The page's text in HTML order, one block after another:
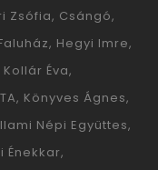
Zsófia Csángó
Hegyi Imre
Kollár Éva
Könyves Ágnes
Népi Együttes
Énekkar